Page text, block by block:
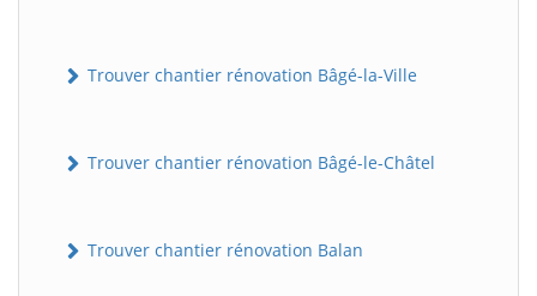
Trouver chantier rénovation Bâgé-la-Ville
Trouver chantier rénovation Bâgé-le-Châtel
Trouver chantier rénovation Balan